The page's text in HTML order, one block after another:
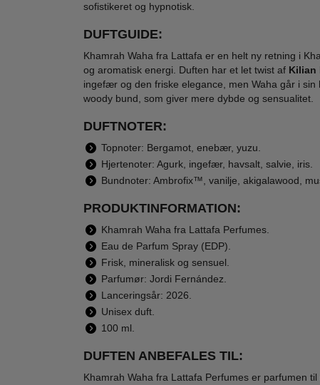
sofistikeret og hypnotisk.
DUFTGUIDE:
Khamrah Waha fra Lattafa er en helt ny retning i
og aromatisk energi. Duften har et let twist af Kilian
ingefær og den friske elegance, men Waha går i
woody bund, som giver mere dybde og sensualitet.
DUFTNOTER:
Topnoter: Bergamot, enebær, yuzu.
Hjertenoter: Agurk, ingefær, havsalt, salvie, iris.
Bundnoter: Ambrofix™, vanilje, akigalawood,
PRODUKTINFORMATION:
Khamrah Waha fra Lattafa Perfumes.
Eau de Parfum Spray (EDP).
Frisk, mineralisk og sensuel.
Parfumør: Jordi Fernández.
Lanceringsår: 2026.
Unisex duft.
100 ml.
DUFTEN ANBEFALES TIL:
Khamrah Waha fra Lattafa Perfumes er parfumen
LÆG I KURV
-46% WOW PRIS
Lattafa Perfumes -
Eternal Vanille Eau
de Parfum - 100
550,00
298,95
LÆG I KURV
Ønskeskyen Favorit
-60% WOW PRIS
Lattafa Perfumes -
Yara Eau de
Parfum - 100 ml
450,00
179,00
LÆG I KURV
-